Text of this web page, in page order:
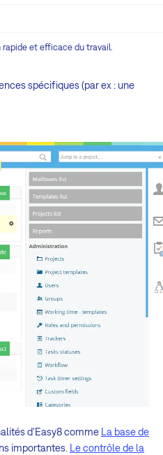
rapide et efficace du travail.
spécifiques (par ex : une
d'Easy8 comme La base de
importantes. Le contrôle de la